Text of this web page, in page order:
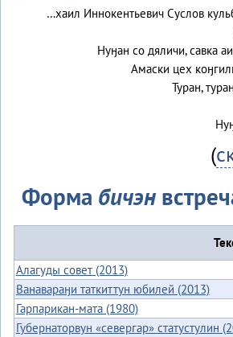
…хаил Иннокентьевич Суслов
Нуӈан со дяличи, савка
Амаски цех
Туран,
(
Форма бичэн
Алагуды совет (2013)
Ванавараӈи таткиттун юбилей (2013)
Гарпарикан-мата (1980)
Губернаторвун «севергар» статустулин